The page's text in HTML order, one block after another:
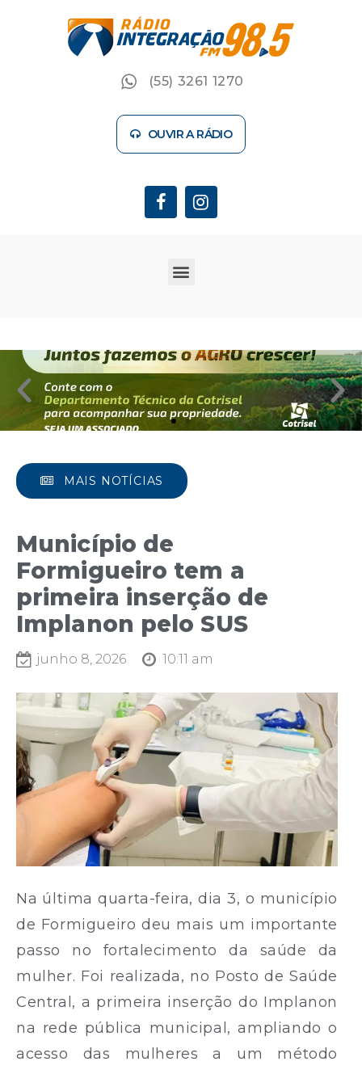
(55) 3261 1270
OUVIR A RÁDIO
MAIS NOTÍCIAS
Município de
Formigueiro tem a
primeira inserção de
Implanon pelo SUS
junho 8, 2026 10:11 am
Na última quarta-feira, dia 3, o município
de Formigueiro deu mais um importante
passo no fortalecimento da saúde da
mulher. Foi realizada, no Posto de Saúde
Central, a primeira inserção do Implanon
na rede pública municipal, ampliando o
acesso das mulheres a um método